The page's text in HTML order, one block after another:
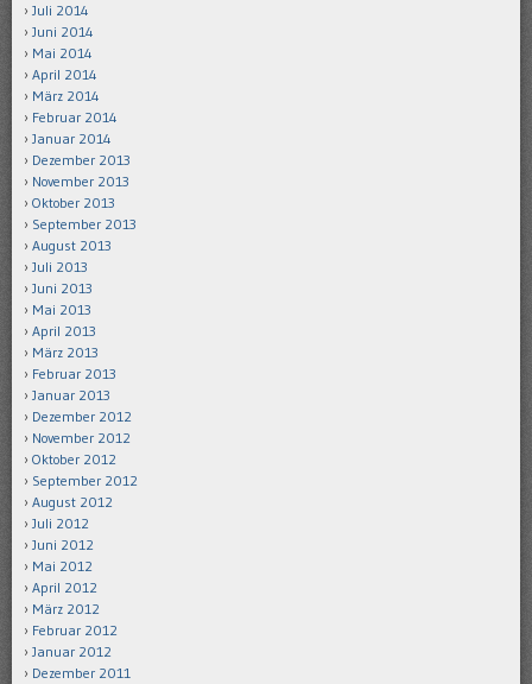
Juli 2014
Juni 2014
Mai 2014
April 2014
März 2014
Februar 2014
Januar 2014
Dezember 2013
November 2013
Oktober 2013
September 2013
August 2013
Juli 2013
Juni 2013
Mai 2013
April 2013
März 2013
Februar 2013
Januar 2013
Dezember 2012
November 2012
Oktober 2012
September 2012
August 2012
Juli 2012
Juni 2012
Mai 2012
April 2012
März 2012
Februar 2012
Januar 2012
Dezember 2011